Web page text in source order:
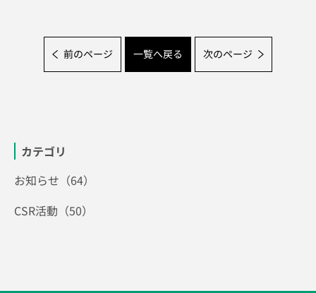
前のページ 一覧へ戻る 次のページ
カテゴリ
お知らせ（64）
CSR活動（50）